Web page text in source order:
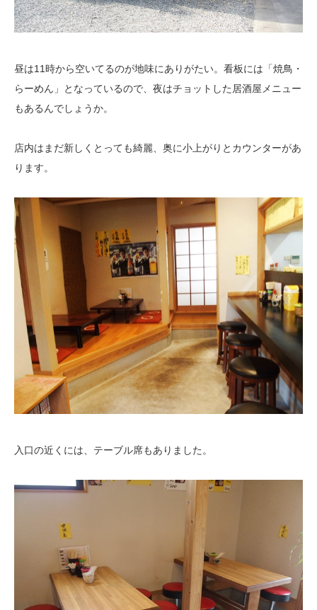
昼は11時から空いてるのが地味にありがたい。看板には「焼鳥・
らーめん」となっているので、夜はチョットした居酒屋メニュー
もあるんでしょうか。
店内はまだ新しくとっても綺麗、奥に小上がりとカウンターがあ
ります。
入口の近くには、テーブル席もありました。